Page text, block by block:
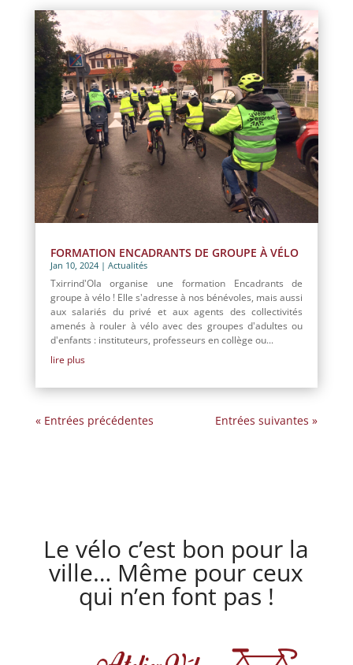
FORMATION ENCADRANTS DE GROUPE À VÉLO
Jan 10, 2024| Actualités
Txirrind'Ola organise une formation Encadrants de
groupe à vélo ! Elle s'adresse à nos bénévoles, mais aussi
aux salariés du privé et aux agents des collectivités
amenés à rouler à vélo avec des groupes d'adultes ou
d'enfants : instituteurs, professeurs en collège ou...
lire plus
« Entrées précédentes Entrées suivantes »
Le vélo c’est bon pour la
ville… Même pour ceux
qui n’en font pas !